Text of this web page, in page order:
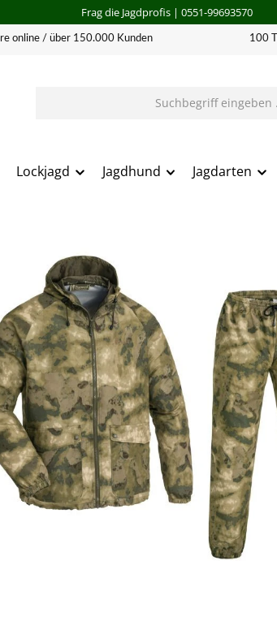
Frag die Jagdprofis| 0551-99693570
online / über 150.000 Kunden 100
Lockjagd Jagdhund Jagdarten